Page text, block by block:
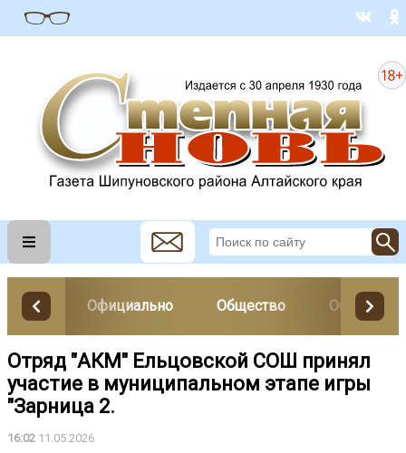
Официально Общество
Отряд "АКМ" Ельцовской СОШ принял
участие в муниципальном этапе игры
"Зарница 2.
16:02 11.05.2026